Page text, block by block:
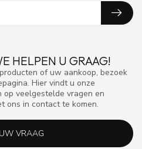
HELPEN U GRAAG!
of uw aankoop, bezoek
Hier vindt u onze
veelgestelde vragen en
ons in contact te komen.
VRAAG